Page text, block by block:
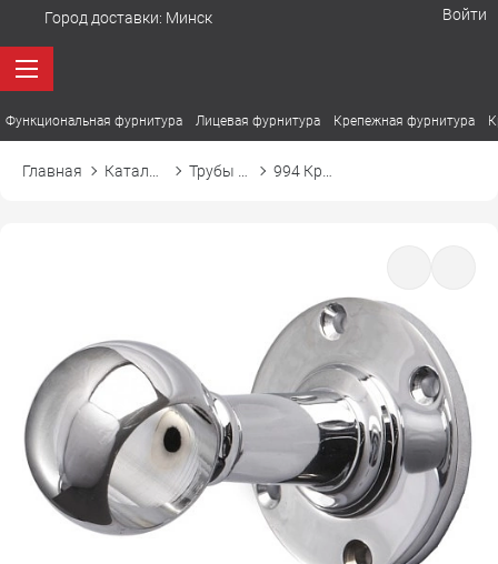
Город доставки: Минск Войти
Функциональная фурнитура Лицевая фурнитура Крепежная фурнитура
Главная